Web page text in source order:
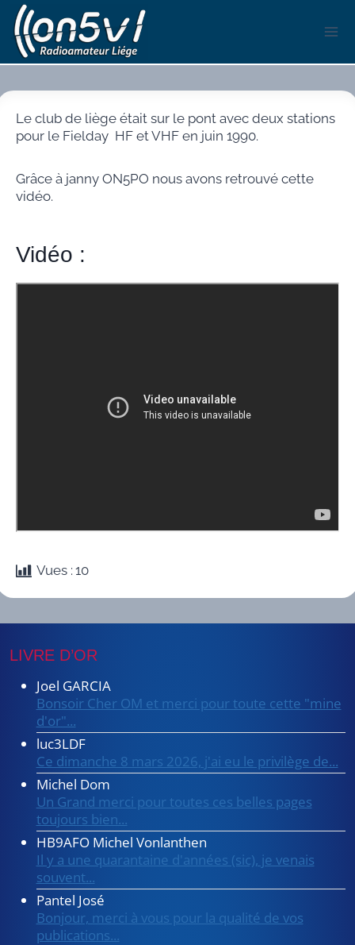
Aller
au
contenu
Le club de liège était sur le pont avec deux stations
pour le Fielday HF et VHF en juin 1990.
Grâce à janny ON5PO nous avons retrouvé cette
vidéo.
Vidéo :
Vues : 10
LIVRE D’OR
Joel GARCIA
Bonsoir Cher OM et merci pour toute cette "mine
d'or"...
luc3LDF
Ce dimanche 8 mars 2026, j'ai eu le privilège de...
Michel Dom
Un Grand merci pour toutes ces belles pages
toujours bien...
HB9AFO Michel Vonlanthen
Il y a une quarantaine d'années (sic), je venais
souvent...
Pantel José
Bonjour, merci à vous pour la qualité de vos
publications...